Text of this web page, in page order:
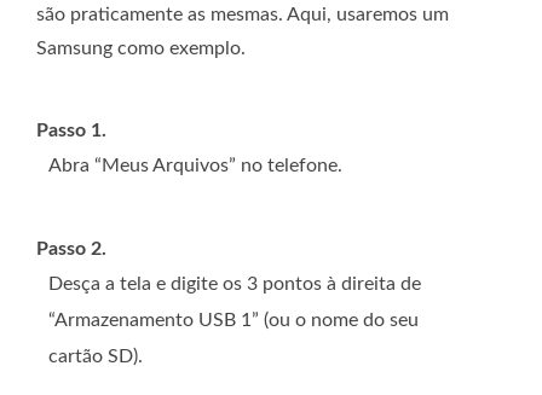
são praticamente as mesmas. Aqui, usaremos um
Samsung como exemplo.
Passo 1.
Abra “Meus Arquivos” no telefone.
Passo 2.
Desça a tela e digite os 3 pontos à direita de
“Armazenamento USB 1” (ou o nome do seu
cartão SD).